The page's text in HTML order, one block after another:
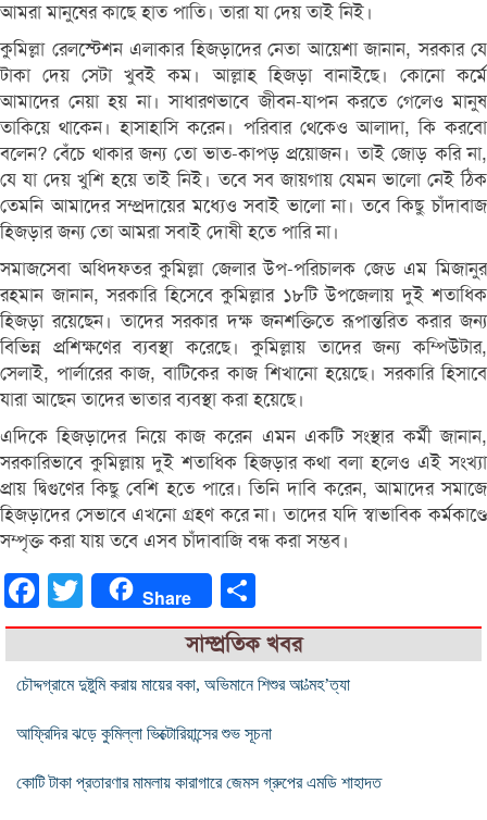
আমরা মানুষের কাছে হাত পাতি। তারা যা দেয় তাই নিই।
কুমিল্লা রেলস্টেশন এলাকার হিজড়াদের নেতা আয়েশা জানান, সরকার যে
টাকা দেয় সেটা খুবই কম। আল্লাহ হিজড়া বানাইছে। কোনো কর্মে
আমাদের নেয়া হয় না। সাধারণভাবে জীবন-যাপন করতে গেলেও মানুষ
তাকিয়ে থাকেন। হাসাহাসি করেন। পরিবার থেকেও আলাদা, কি করবো
বলেন? বেঁচে থাকার জন্য তো ভাত-কাপড় প্রয়োজন। তাই জোড় করি না,
যে যা দেয় খুশি হয়ে তাই নিই। তবে সব জায়গায় যেমন ভালো নেই ঠিক
তেমনি আমাদের সম্প্রদায়ের মধ্যেও সবাই ভালো না। তবে কিছু চাঁদাবাজ
হিজড়ার জন্য তো আমরা সবাই দোষী হতে পারি না।
সমাজসেবা অধিদফতর কুমিল্লা জেলার উপ-পরিচালক জেড এম মিজানুর
রহমান জানান, সরকারি হিসেবে কুমিল্লার ১৮টি উপজেলায় দুই শতাধিক
হিজড়া রয়েছেন। তাদের সরকার দক্ষ জনশক্তিতে রূপান্তরিত করার জন্য
বিভিন্ন প্রশিক্ষণের ব্যবস্থা করেছে। কুমিল্লায় তাদের জন্য কম্পিউটার,
সেলাই, পার্লারের কাজ, বাটিকের কাজ শিখানো হয়েছে। সরকারি হিসাবে
যারা আছেন তাদের ভাতার ব্যবস্থা করা হয়েছে।
এদিকে হিজড়াদের নিয়ে কাজ করেন এমন একটি সংস্থার কর্মী জানান,
সরকারিভাবে কুমিল্লায় দুই শতাধিক হিজড়ার কথা বলা হলেও এই সংখ্যা
প্রায় দ্বিগুণের কিছু বেশি হতে পারে। তিনি দাবি করেন, আমাদের সমাজে
হিজড়াদের সেভাবে এখনো গ্রহণ করে না। তাদের যদি স্বাভাবিক কর্মকাণ্ডে
সম্পৃক্ত করা যায় তবে এসব চাঁদাবাজি বন্ধ করা সম্ভব।
FacebookTwitter Share
সাম্প্রতিক খবর
চৌদ্দগ্রামে দুষ্টুমি করায় মায়ের বকা, অভিমানে শিশুর আ’ত্মহ’ত্যা
আফ্রিদির ঝড়ে কুমিল্লা ভিক্টোরিয়ান্সের শুভ সূচনা
কোটি টাকা প্রতারণার মামলায় কারাগারে জেমস গ্রুপের এমডি শাহাদত